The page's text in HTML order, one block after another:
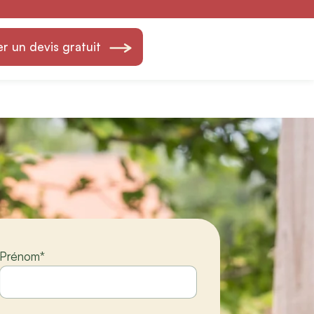
un devis gratuit
Création &
Prénom*